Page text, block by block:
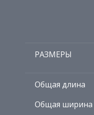
РАЗМЕРЫ
Общая длина
Общая ширина